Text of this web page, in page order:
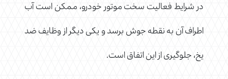
در شرایط فعالیت سخت موتور خودرو، ممکن است آب
اطراف آن به نقطه جوش برسد و یکی دیگر از وظایف ضد
یخ، جلوگیری از این اتفاق است.